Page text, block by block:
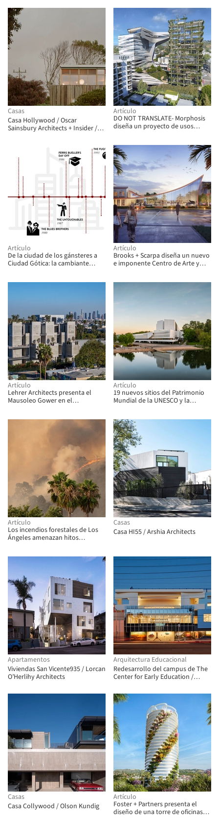
Casas
Casa Hollywood / Oscar
Sainsbury Architects + Insider /
Artículo
DO NOT TRANSLATE- Morphosis
diseña un proyecto de usos
Artículo
De la ciudad de los gánsteres a
Ciudad Gótica: la cambiante
Artículo
Brooks + Scarpa diseña un nuevo
e imponente Centro de Arte y
Artículo
Lehrer Architects presenta el
Mausoleo Gower en el
Artículo
19 nuevos sitios del Patrimonio
Mundial de la UNESCO y la
semana
Artículo
Los incendios forestales de Los
Ángeles amenazan hitos
Casas
Casa HI55 / Arshia Architects
Apartamentos
Viviendas San Vicente935 / Lorcan
O’Herlihy Architects
Arquitectura Educacional
Redesarrollo del campus de The
Center for Early Education /
Casas
Casa Collywood / Olson Kundig
Artículo
Foster + Partners presenta el
diseño de una torre de oficinas